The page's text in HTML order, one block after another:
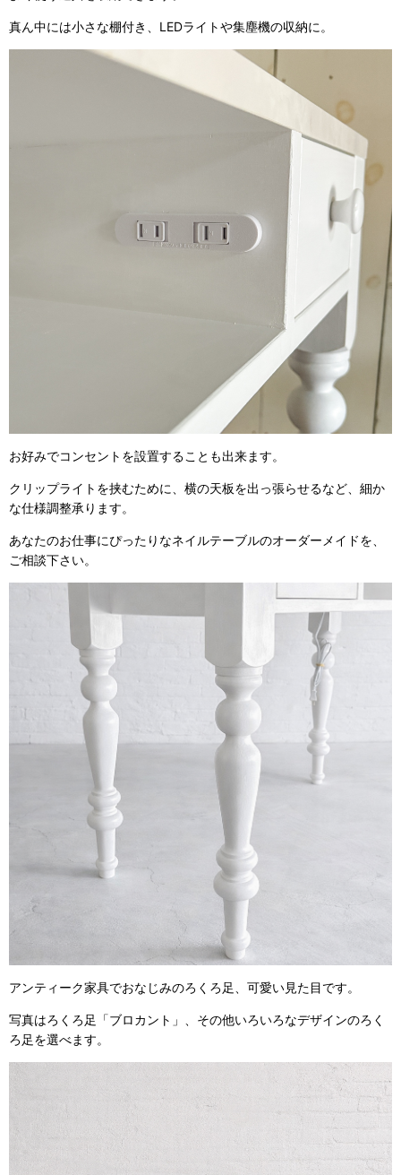
真ん中には小さな棚付き、LEDライトや集塵機の収納に。
お好みでコンセントを設置することも出来ます。
クリップライトを挟むために、横の天板を出っ張らせるなど、細か
な仕様調整承ります。
あなたのお仕事にぴったりなネイルテーブルのオーダーメイドを、
ご相談下さい。
アンティーク家具でおなじみのろくろ足、可愛い見た目です。
写真はろくろ足「ブロカント」、その他いろいろなデザインのろく
ろ足を選べます。